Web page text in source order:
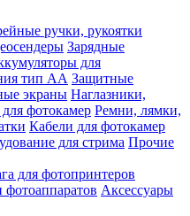
ручки, рукоятки
Зарядные
для
тип АА Защитные
экраны Наглазники,
фотокамер Ремни, лямки,
Кабели для фотокамер
для стрима Прочие
для фотопринтеров
Аксессуары